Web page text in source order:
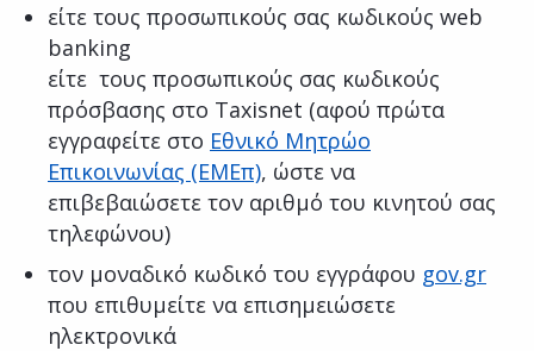
είτε τoυς προσωπικούς σας κωδικούς web
banking
είτε τους προσωπικούς σας κωδικούς
πρόσβασης στο Taxisnet (αφού πρώτα
εγγραφείτε στο Εθνικό Μητρώο
Επικοινωνίας (ΕΜΕπ), ώστε να
επιβεβαιώσετε τον αριθμό του κινητού σας
τηλεφώνου)
τον μοναδικό κωδικό του εγγράφου gov.gr
που επιθυμείτε να επισημειώσετε
ηλεκτρονικά